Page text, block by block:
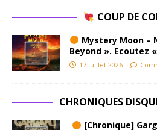
COUP DE
Mystery Moon –
Beyond ». Ecoutez
17 juillet 2026
CHRONIQUES
[Chronique]